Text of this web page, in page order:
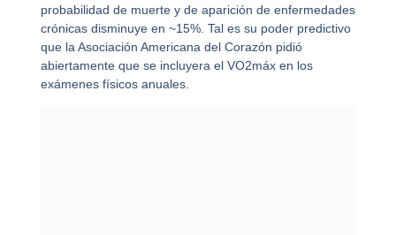
probabilidad de muerte y de aparición de enfermedades
crónicas disminuye en ~15%. Tal es su poder predictivo
que la Asociación Americana del Corazón pidió
abiertamente que se incluyera el VO2máx en los
exámenes físicos anuales.